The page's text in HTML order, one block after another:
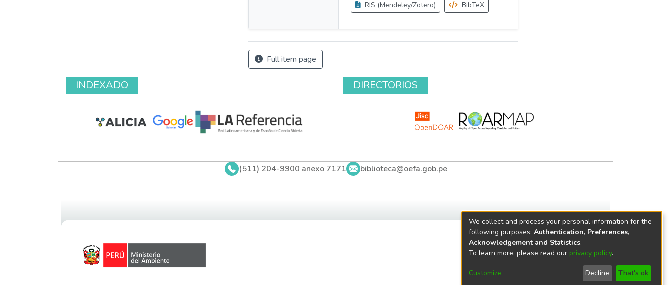
RIS (Mendeley/Zotero)
BibTeX
Full item page
INDEXADO DIRECTORIOS
(511) 204-9900 anexo 7171 biblioteca@oefa.gob.pe
We collect and process your personal information for the
following purposes: Authentication, Preferences,
Acknowledgement and Statistics.
To learn more, please read our privacy policy.
Customize Decline That's ok